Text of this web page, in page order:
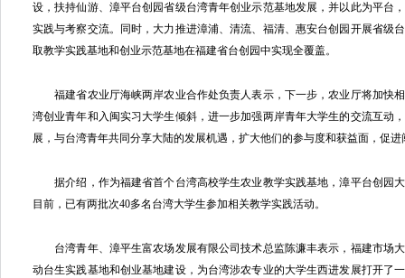
设，扶持仙游、漳平台创园省级台湾青年创业示范基地发展，并以此为平台
实践与考察交流。同时，大力推进漳浦、清流、福清、惠安台创园开展省级
取教学实践基地和创业示范基地在福建省台创园中实现全覆盖。
福建省农业厅海峡两岸农业合作处负责人表示，下一步，农业厅将加快
湾创业青年和入闽实习大学生倾斜，进一步加强两岸青年大学生的交流互动
展，与台湾青年共同分享大陆的发展机遇，扩大他们的参与度和获益面，促
据介绍，作为福建省首个台湾高校学生农业教学实践基地，漳平台创园
目前，已有两批次40多名台湾大学生参加相关教学实践活动。
台湾青年、漳平生富农场发展有限公司技术总监陈濂丰表示，福建市场
动台生实践基地和创业基地建设，为台湾涉农专业的大学生西进发展打开了